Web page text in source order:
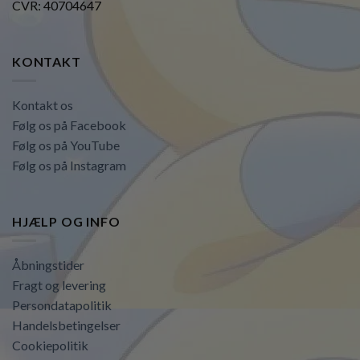
CVR: 40704647
KONTAKT
Kontakt os
Følg os på Facebook
Følg os på YouTube
Følg os på Instagram
HJÆLP OG INFO
Åbningstider
Fragt og levering
Persondatapolitik
Handelsbetingelser
Cookiepolitik